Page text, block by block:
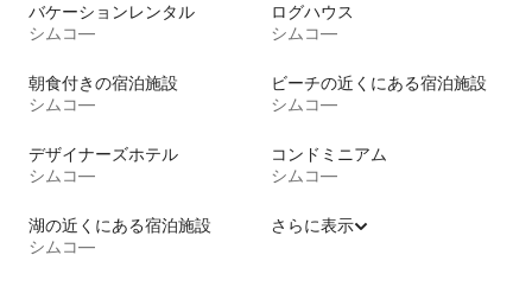
バケーションレンタル
シムコ―
ログハウス
シムコ―
朝食付きの宿泊施設
シムコ―
ビーチの近くにある宿泊施設
シムコ―
デザイナーズホテル
シムコ―
コンドミニアム
シムコ―
湖の近くにある宿泊施設
シムコ―
さらに表示